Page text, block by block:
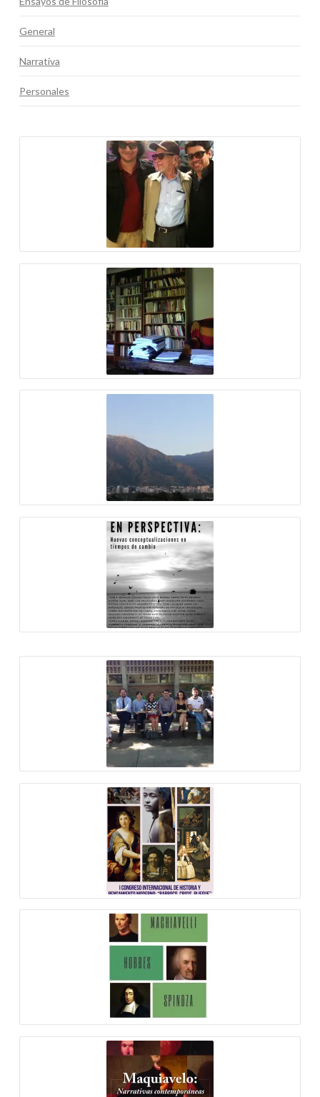
General
Narrativa
Personales